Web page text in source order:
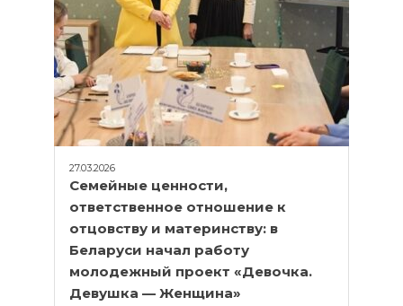
Телефоны доверия для будущих мам:
+375 44 770 80 20
Наши соц. сети
27.03.2026
Семейные ценности,
ответственное отношение к
отцовству и материнству: в
Беларуси начал работу
молодежный проект «Девочка.
Девушка — Женщина»